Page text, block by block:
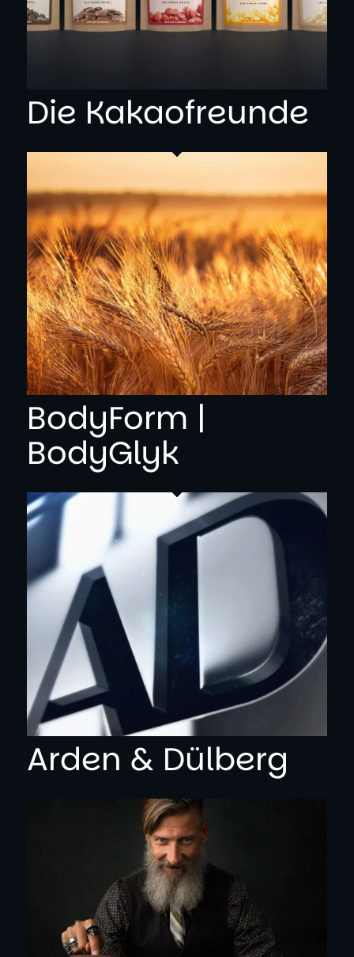
Die Kakaofreunde
BodyForm |
BodyGlyk
Arden & Dülberg